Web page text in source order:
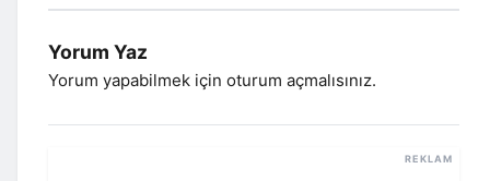
Yorum Yaz
Yorum yapabilmek için oturum açmalısınız.
REKLAM